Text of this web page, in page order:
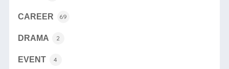
CAREER 69
DRAMA 2
EVENT 4